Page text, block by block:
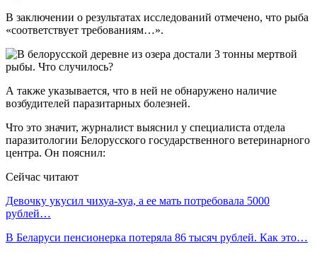
В заключении о результатах исследований отмечено, что рыба
«соответствует требованиям…».
А также указывается, что в ней не обнаружено наличие
возбудителей паразитарных болезней.
Что это значит, журналист выяснил у специалиста отдела
паразитологии Белорусского государственного ветеринарного
центра. Он пояснил:
Сейчас читают
Девочку укусил чихуа-хуа, а ее мать потребовала 5000
рублей…
В Беларуси пенсионерка потеряла 86 тысяч рублей. Как это…